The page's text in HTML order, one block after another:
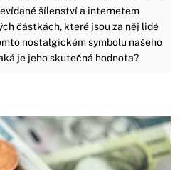
šílenství a internetem
částkách, které jsou za něj lidé
nostalgickém symbolu našeho
je jeho skutečná hodnota?